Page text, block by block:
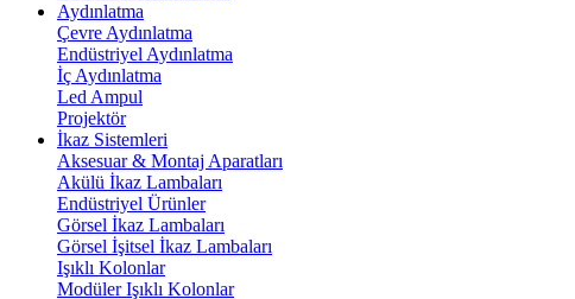
Aydınlatma
Çevre Aydınlatma
Endüstriyel Aydınlatma
İç Aydınlatma
Led Ampul
Projektör
İkaz Sistemleri
Aksesuar & Montaj Aparatları
Akülü İkaz Lambaları
Endüstriyel Ürünler
Görsel İkaz Lambaları
Görsel İşitsel İkaz Lambaları
Işıklı Kolonlar
Modüler Işıklı Kolonlar